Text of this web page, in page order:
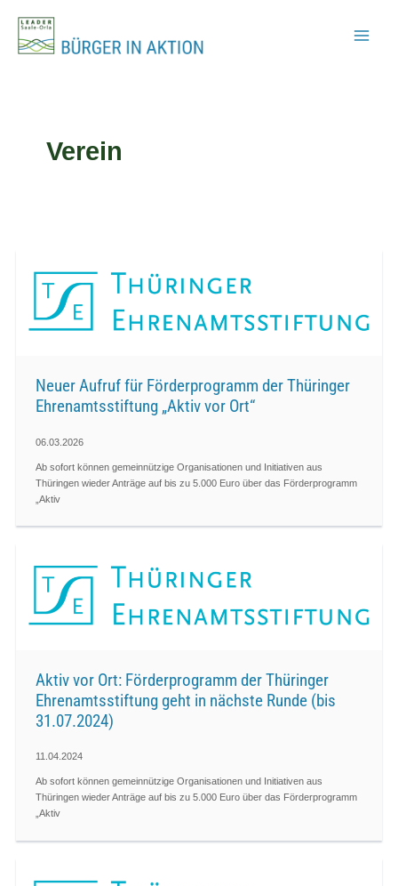
Inhalt
springen
Verein
Neuer Aufruf für Förderprogramm der Thüringer
Ehrenamtsstiftung „Aktiv vor Ort“
06.03.2026
Ab sofort können gemeinnützige Organisationen und Initiativen aus
Thüringen wieder Anträge auf bis zu 5.000 Euro über das Förderprogramm
„Aktiv
Aktiv vor Ort: Förderprogramm der Thüringer
Ehrenamtsstiftung geht in nächste Runde (bis
31.07.2024)
11.04.2024
Ab sofort können gemeinnützige Organisationen und Initiativen aus
Thüringen wieder Anträge auf bis zu 5.000 Euro über das Förderprogramm
„Aktiv